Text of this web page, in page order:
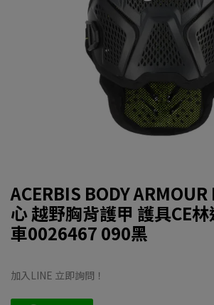
ACERBIS BODY
心 越野胸背護甲 護具CE
車0026467 090黑
加入LINE 立即詢問！